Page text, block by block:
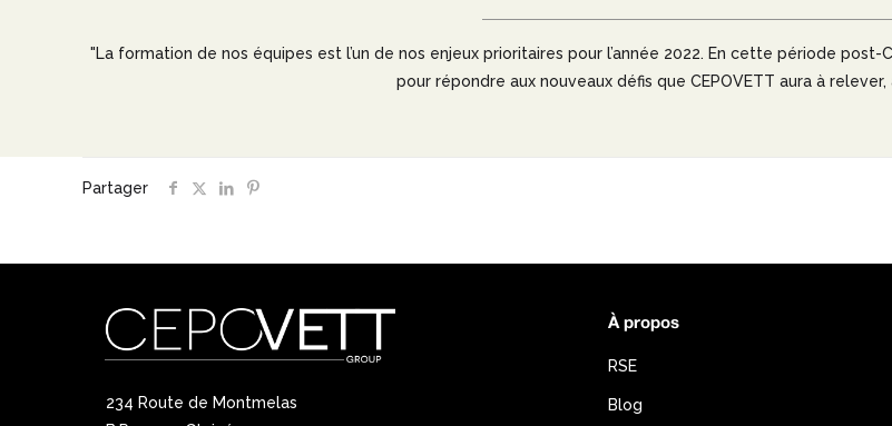
"La formation de nos équipes est l’un de nos enjeux prioritaires pour l’année 2022. En cette période
pour répondre aux nouveaux défis que CEPOVETT aura à relever,
Partager
234 Route de Montmelas
À propos
RSE
Blog